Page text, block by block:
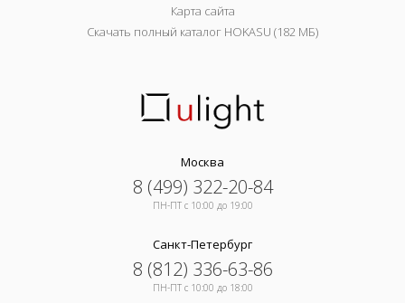
Карта сайта
Скачать полный каталог HOKASU (182 МБ)
Москва
8 (499) 322-20-84
ПН-ПТ c 10:00 до 19:00
Санкт-Петербург
8 (812) 336-63-86
ПН-ПТ c 10:00 до 18:00